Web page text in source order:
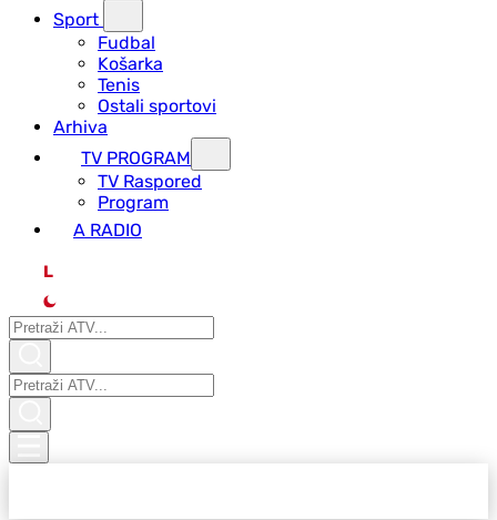
Sport
Fudbal
Košarka
Tenis
Ostali sportovi
Arhiva
TV PROGRAM
ТV Raspored
Program
A RADIO
L